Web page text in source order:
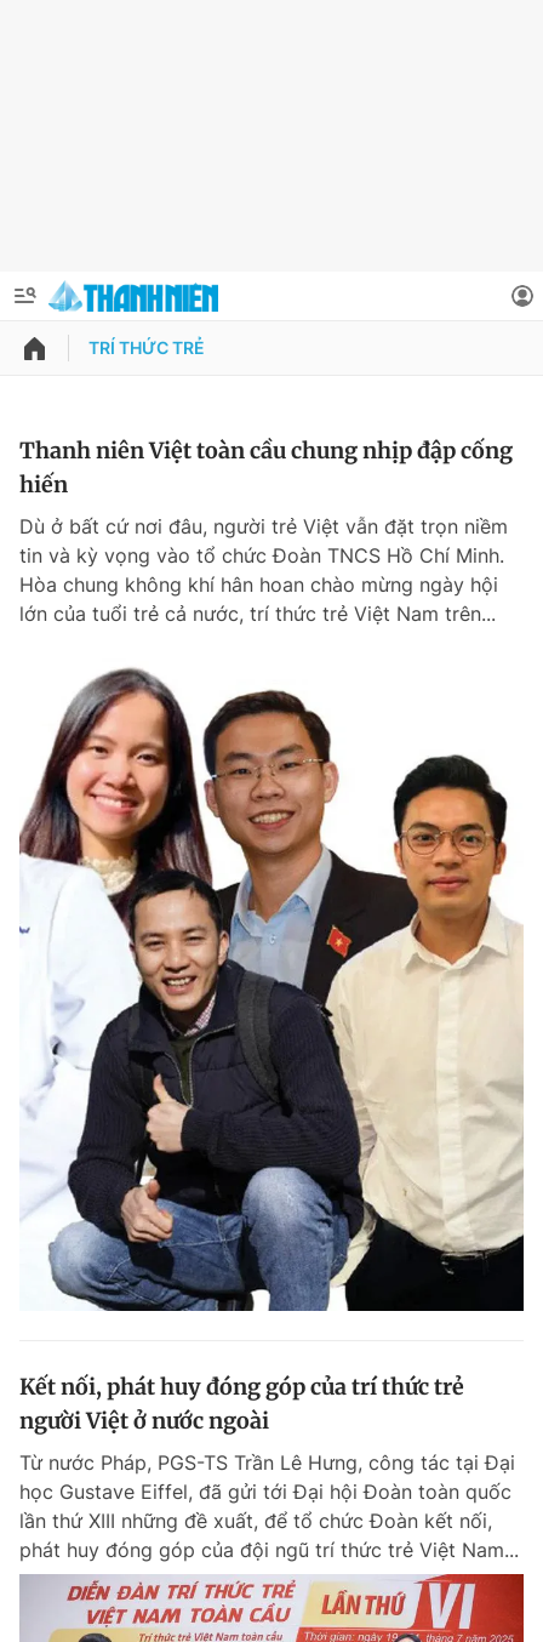
QUẢNG CÁO
Chuyên mục khác
Chào ngày mới Tin 24h
Tin thị trường Tin 360
Video Magazine
Sản phẩm khác
Tiện ích Bạn cần biết
Thông tin tòa soạn Liên hệ quảng cáo
Đọc Thanh Niên trên điện thoại
Theo dõi báo trên
Hotline
0906 645 777
Liên hệ quảng cáo
Đặt báo Quảng cáo RSS Tòa soạn Chính sách bảo
Tổng biên tập: Nguyễn Ngọc Toàn
Phó tổng biên tập thường trực: Hải Thành
Phó tổng biên tập: Lâm Hiếu Dũng
Phó tổng biên tập: Trần Việt Hưng
Tổng thư ký tòa soạn: Đức Trung
Thông tin tài khoản
Tin đã lưu
Tin đã xem
Đăng xuất
TRÍ THỨC TRẺ
Thanh niên Việt toàn cầu chung nhịp đập cống
hiến
Dù ở bất cứ nơi đâu, người trẻ Việt vẫn đặt trọn niềm
tin và kỳ vọng vào tổ chức Đoàn TNCS Hồ Chí Minh.
Hòa chung không khí hân hoan chào mừng ngày hội
lớn của tuổi trẻ cả nước, trí thức trẻ Việt Nam trên...
Kết nối, phát huy đóng góp của trí thức trẻ
người Việt ở nước ngoài
Từ nước Pháp, PGS-TS Trần Lê Hưng, công tác tại Đại
học Gustave Eiffel, đã gửi tới Đại hội Đoàn toàn quốc
lần thứ XIII những đề xuất, để tổ chức Đoàn kết nối,
phát huy đóng góp của đội ngũ trí thức trẻ Việt Nam...